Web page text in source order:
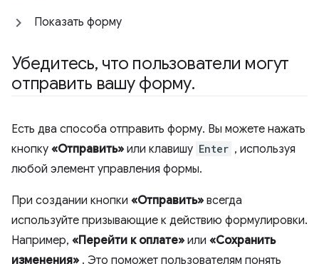
Показать форму
Убедитесь, что пользователи могут
отправить вашу форму.
Есть два способа отправить форму. Вы можете нажать
кнопку «Отправить» или клавишу Enter , используя
любой элемент управления формы.
При создании кнопки «Отправить» всегда
используйте призывающие к действию формулировки.
Например, «Перейти к оплате» или «Сохранить
изменения» . Это поможет пользователям понять